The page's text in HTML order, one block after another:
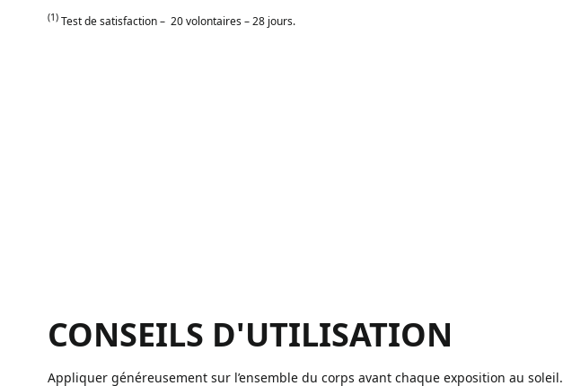
(1) Test de satisfaction – 20 volontaires – 28 jours.
CONSEILS D'UTILISATION
Appliquer généreusement sur l’ensemble du corps avant chaque exposition au soleil.